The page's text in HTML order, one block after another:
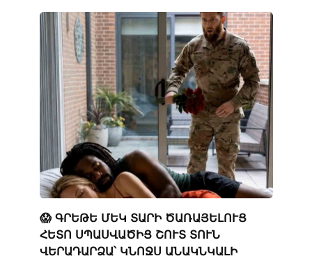
😱 ԳՐԵԹԵ ՄԵԿ ՏԱՐԻ ԾԱՌԱՅԵԼՈՒՑ
ՀԵՏՈ ՍՊԱՍՎԱԾԻՑ ՇՈՒՏ ՏՈՒՆ
ՎԵՐԱԴԱՐՁԱ՝ ԿՆՈՋՍ ԱՆԱԿՆԿԱԼԻ